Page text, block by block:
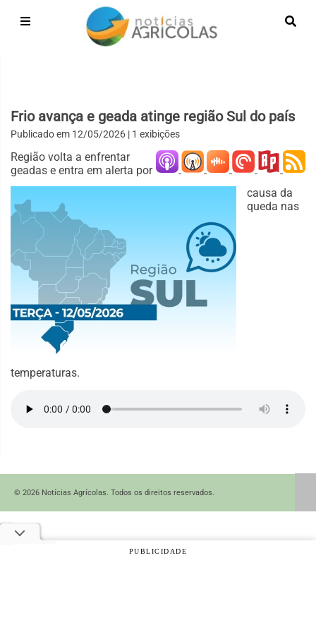
Frio avança e geada atinge região Sul do país
Publicado em 12/05/2026 | 1 exibições
Região volta a enfrentar
geadas e entra em alerta por
causa da
queda nas
temperaturas.
© 2026 Notícias Agrícolas. Todos os direitos reservados.
PUBLICIDADE